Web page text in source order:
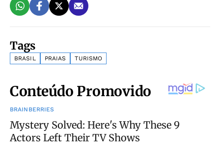
Tags
BRASIL PRAIAS TURISMO